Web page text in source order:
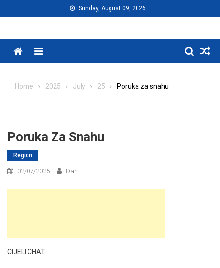
to
Sunday, August 09, 2026
Menu
Home 2025 July 25 Poruka za snahu
Poruka Za Snahu
Region
02/07/2025 Dan
CIJELI CHAT